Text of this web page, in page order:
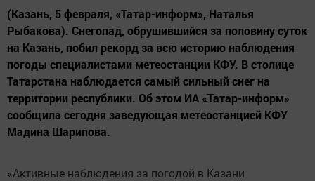
(Казань, 5 февраля, «Татар-информ», Наталья
Рыбакова). Снегопад, обрушившийся за половину суток
на Казань, побил рекорд за всю историю наблюдения
погоды специалистами метеостанции КФУ. В столице
Татарстана наблюдается самый сильный снег на
территории республики. Об этом ИА «Татар-информ»
сообщила сегодня заведующая метеостанцией КФУ
Мадина Шарипова.
«Активные наблюдения за погодой в Казани